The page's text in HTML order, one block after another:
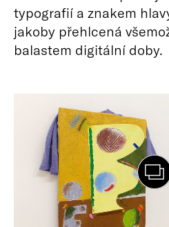
typografií a znakem
jakoby přehlcená
balastem digitální doby.